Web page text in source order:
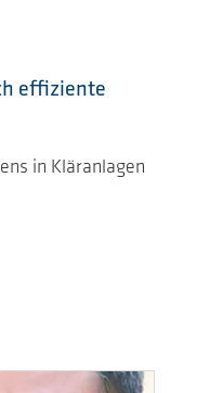
effiziente
in Kläranlagen